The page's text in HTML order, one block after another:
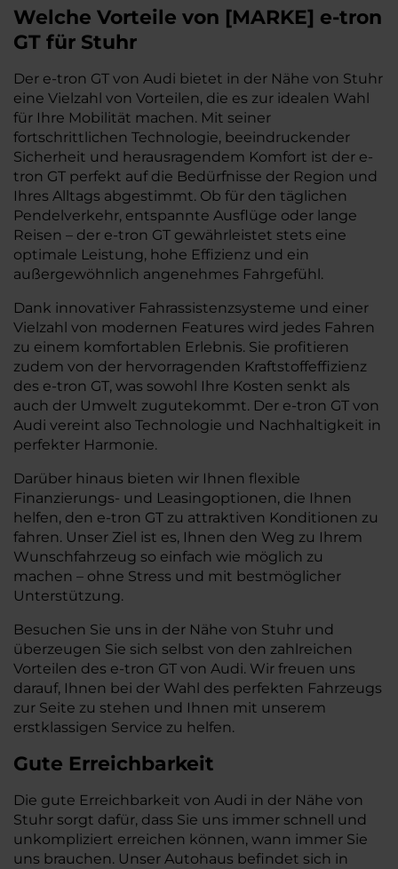
Welche Vorteile von [MARKE] e-tron
GT für Stuhr
Der e-tron GT von Audi bietet in der Nähe von Stuhr
eine Vielzahl von Vorteilen, die es zur idealen Wahl
für Ihre Mobilität machen. Mit seiner
fortschrittlichen Technologie, beeindruckender
Sicherheit und herausragendem Komfort ist der e-
tron GT perfekt auf die Bedürfnisse der Region und
Ihres Alltags abgestimmt. Ob für den täglichen
Pendelverkehr, entspannte Ausflüge oder lange
Reisen – der e-tron GT gewährleistet stets eine
optimale Leistung, hohe Effizienz und ein
außergewöhnlich angenehmes Fahrgefühl.
Dank innovativer Fahrassistenzsysteme und einer
Vielzahl von modernen Features wird jedes Fahren
zu einem komfortablen Erlebnis. Sie profitieren
zudem von der hervorragenden Kraftstoffeffizienz
des e-tron GT, was sowohl Ihre Kosten senkt als
auch der Umwelt zugutekommt. Der e-tron GT von
Audi vereint also Technologie und Nachhaltigkeit in
perfekter Harmonie.
Darüber hinaus bieten wir Ihnen flexible
Finanzierungs- und Leasingoptionen, die Ihnen
helfen, den e-tron GT zu attraktiven Konditionen zu
fahren. Unser Ziel ist es, Ihnen den Weg zu Ihrem
Wunschfahrzeug so einfach wie möglich zu
machen – ohne Stress und mit bestmöglicher
Unterstützung.
Besuchen Sie uns in der Nähe von Stuhr und
überzeugen Sie sich selbst von den zahlreichen
Vorteilen des e-tron GT von Audi. Wir freuen uns
darauf, Ihnen bei der Wahl des perfekten Fahrzeugs
zur Seite zu stehen und Ihnen mit unserem
erstklassigen Service zu helfen.
Gute Erreichbarkeit
Die gute Erreichbarkeit von Audi in der Nähe von
Stuhr sorgt dafür, dass Sie uns immer schnell und
unkompliziert erreichen können, wann immer Sie
uns brauchen. Unser Autohaus befindet sich in